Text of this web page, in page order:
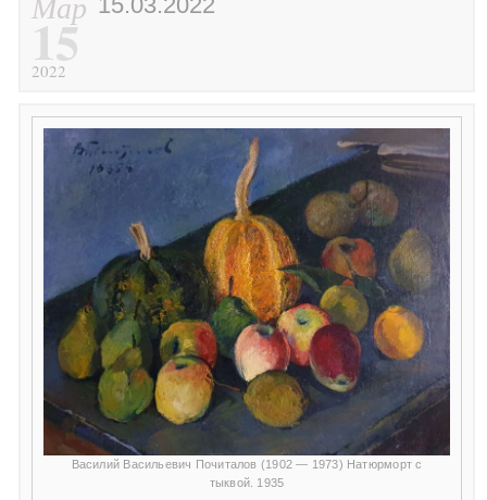
15
2022
Василий Васильевич Почиталов (1902 — 1973) Натюрморт с
тыквой. 1935